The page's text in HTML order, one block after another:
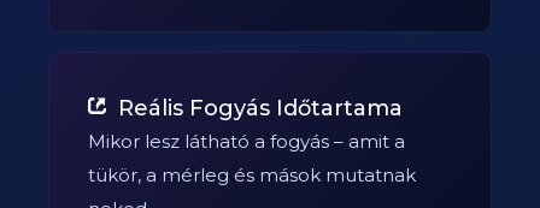
Reális Fogyás Időtartama
Mikor lesz látható a fogyás – amit a
tükör, a mérleg és mások mutatnak